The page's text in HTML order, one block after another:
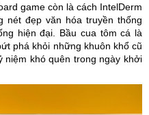
game còn là cách IntelDerm
nét đẹp văn hóa truyền thống
hiện đại. Bầu cua tôm cá là
phá khỏi những khuôn khổ cũ
niệm khó quên trong ngày khởi